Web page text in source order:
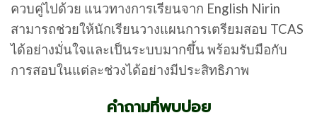
ควบคู่ไปด้วย แนวทางการเรียนจาก English Nirin
สามารถช่วยให้นักเรียนวางแผนการเตรียมสอบ TCAS
ได้อย่างมั่นใจและเป็นระบบมากขึ้น พร้อมรับมือกับ
การสอบในแต่ละช่วงได้อย่างมีประสิทธิภาพ
คำถามที่พบบ่อย